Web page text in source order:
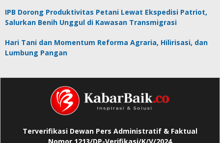
IPB Dorong Produktivitas Petani Lewat Ekspedisi Patriot,
Salurkan Benih Unggul di Kawasan Transmigrasi
Hari Tani dan Momentum Reforma Agraria, Hilirisasi, dan
Lumbung Pangan
Terverifikasi Dewan Pers Administratif & Faktual